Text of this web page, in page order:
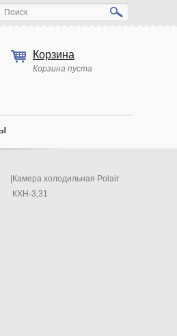
Поиск
Корзина
Корзина пуста
Камера холодильная Polair
КХН-3,31